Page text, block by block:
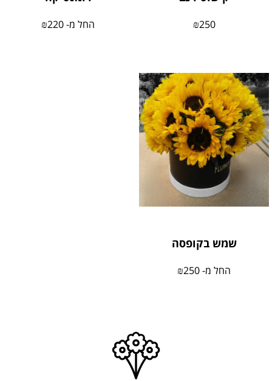
₪250 החל מ- ₪220
שמש בקופסה
החל מ- ₪250